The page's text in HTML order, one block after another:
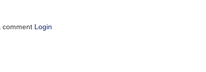
comment Login